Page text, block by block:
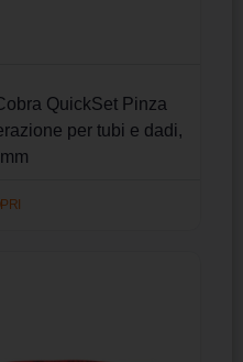
QuickSet Pinza
per tubi e dadi,